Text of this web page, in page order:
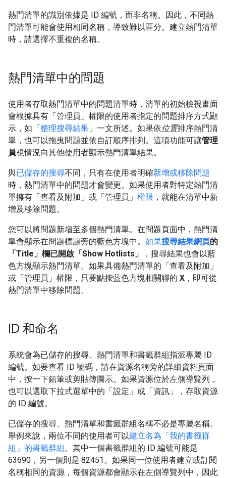
熱門清單的識別依據是 ID 編號，而非名稱。因此，不同熱
門清單可能會使用相同名稱，導致難以區分。建立熱門清單
時，請選擇不重複的名稱。
熱門清單中的問題
使用者存取熱門清單中的問題清單時，清單的初始檢視畫面
會根據具有「管理員」 權限的使用者指定的問題排序方式顯
示，如「整理搜尋結果 」一文所述。如果依位置排序熱門清
單，也可以拖曳問題並依自訂順序排列。這項功能可讓管理
員視情況向其他使用者顯示熱門清單結果。
與已儲存的搜尋不同，只有在使用者明確新增或移除問題
時，熱門清單中的問題才會變更。如果使用者對特定熱門清
單擁有「查看及附加」 或「管理員」 權限 ，就能在清單中新
增及移除問題。
您可以將問題新增至多個熱門清單。在問題頁面中，熱門清
單會顯示在問題標題旁的藍色方塊中。 如果搜尋結果網頁的
「Title」 欄已開啟 「Show Hotlists」
，搜尋結果也會以藍
色方塊顯示熱門清單。如果具備熱門清單的「查看及附加」
或「管理員」 權限，只要點按藍色方塊相關聯的 X ，即可從
熱門清單中移除問題。
ID 和命名
系統會為已儲存的搜尋、熱門清單和書籤群組指派專屬 ID
編號。如要查看 ID 號碼，請在資源名稱旁的詳細資料頁面
中，按一下鉛筆或剪貼簿圖示。如果資源位於左側導覽列，
也可以選取下拉式選單中的「設定」 或「資訊」
，存取資源
的 ID 編號。
已儲存的搜尋、熱門清單和書籤群組名稱不必是專屬名稱。
舉例來說，兩位不同的使用者可以建立名為「我的書籤群
組」的書籤群組。其中一個書籤群組的 ID 編號可能是
63690，另一個則是 82451。如果同一位使用者建立或訂閱
名稱相同的資源，每個資源都會顯示在左側導覽列中，因此